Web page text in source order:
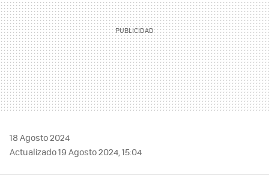
18 Agosto 2024
Actualizado 19 Agosto 2024, 15:04